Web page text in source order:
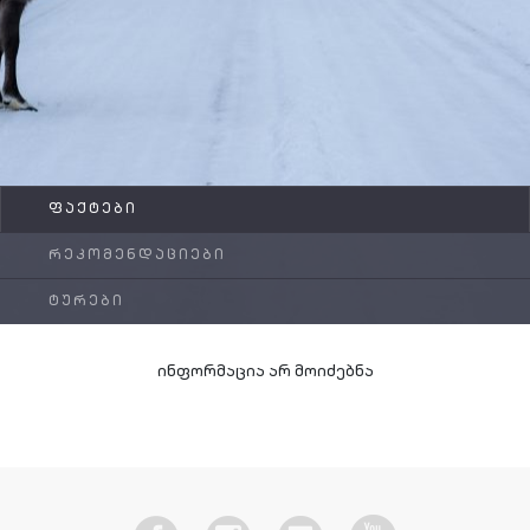
ᲤᲐᲥᲢᲔᲑᲘ
ᲠᲔᲙᲝᲛᲔᲜᲓᲐᲪᲘᲔᲑᲘ
ᲢᲣᲠᲔᲑᲘ
ინფორმაცია არ მოიძებნა